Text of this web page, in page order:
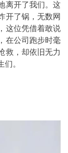
离开了我们。这
开了锅，无数网
这位凭借着敢说
在公司跑步时毫
救，却依旧无力
。